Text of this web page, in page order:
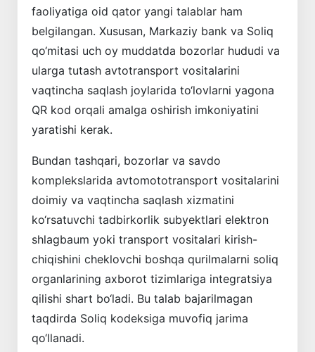
faoliyatiga oid qator yangi talablar ham
belgilangan. Xususan, Markaziy bank va Soliq
qo‘mitasi uch oy muddatda bozorlar hududi va
ularga tutash avtotransport vositalarini
vaqtincha saqlash joylarida to‘lovlarni yagona
QR kod orqali amalga oshirish imkoniyatini
yaratishi kerak.
Bundan tashqari, bozorlar va savdo
komplekslarida avtomototransport vositalarini
doimiy va vaqtincha saqlash xizmatini
ko‘rsatuvchi tadbirkorlik subyektlari elektron
shlagbaum yoki transport vositalari kirish-
chiqishini cheklovchi boshqa qurilmalarni soliq
organlarining axborot tizimlariga integratsiya
qilishi shart bo‘ladi. Bu talab bajarilmagan
taqdirda Soliq kodeksiga muvofiq jarima
qo‘llanadi.